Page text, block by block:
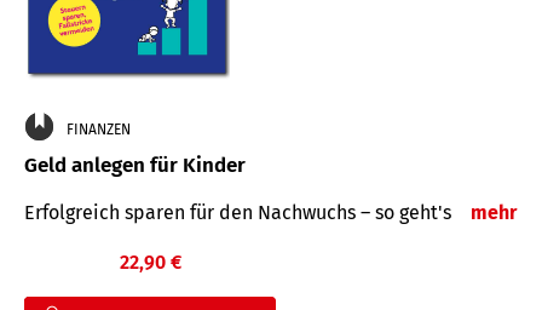
FINANZEN
Geld anlegen für Kinder
Erfolgreich sparen für den Nachwuchs – so geht's mehr
22,90 €